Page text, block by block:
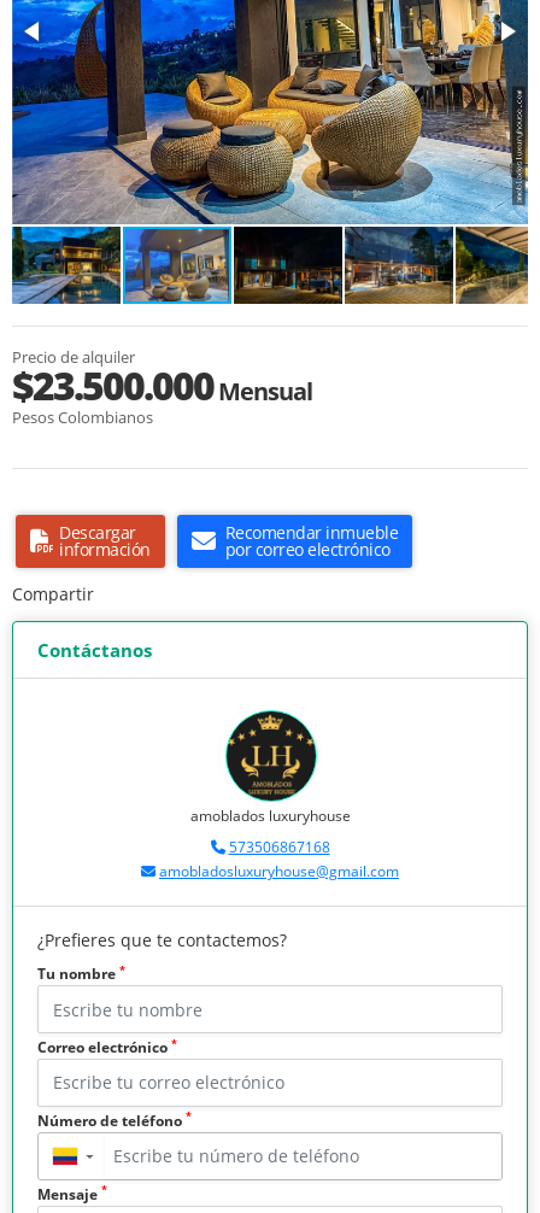
Precio de alquiler
$23.500.000Mensual
Pesos Colombianos
Descargar
información
Recomendar inmueble
por correo electrónico
Compartir
Contáctanos
amoblados luxuryhouse
573506867168
amobladosluxuryhouse@gmail.com
¿Prefieres que te contactemos?
Tu nombre *
Correo electrónico *
Número de teléfono *
▼
Mensaje *